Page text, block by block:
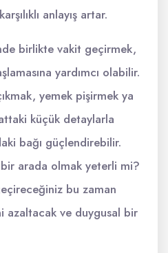
anlayış artar.
birlikte vakit geçirmek,
yardımcı olabilir.
yemek pişirmek ya
küçük detaylarla
bağı güçlendirebilir.
arada olmak yeterli mi?
bu zaman
azaltacak ve duygusal bir